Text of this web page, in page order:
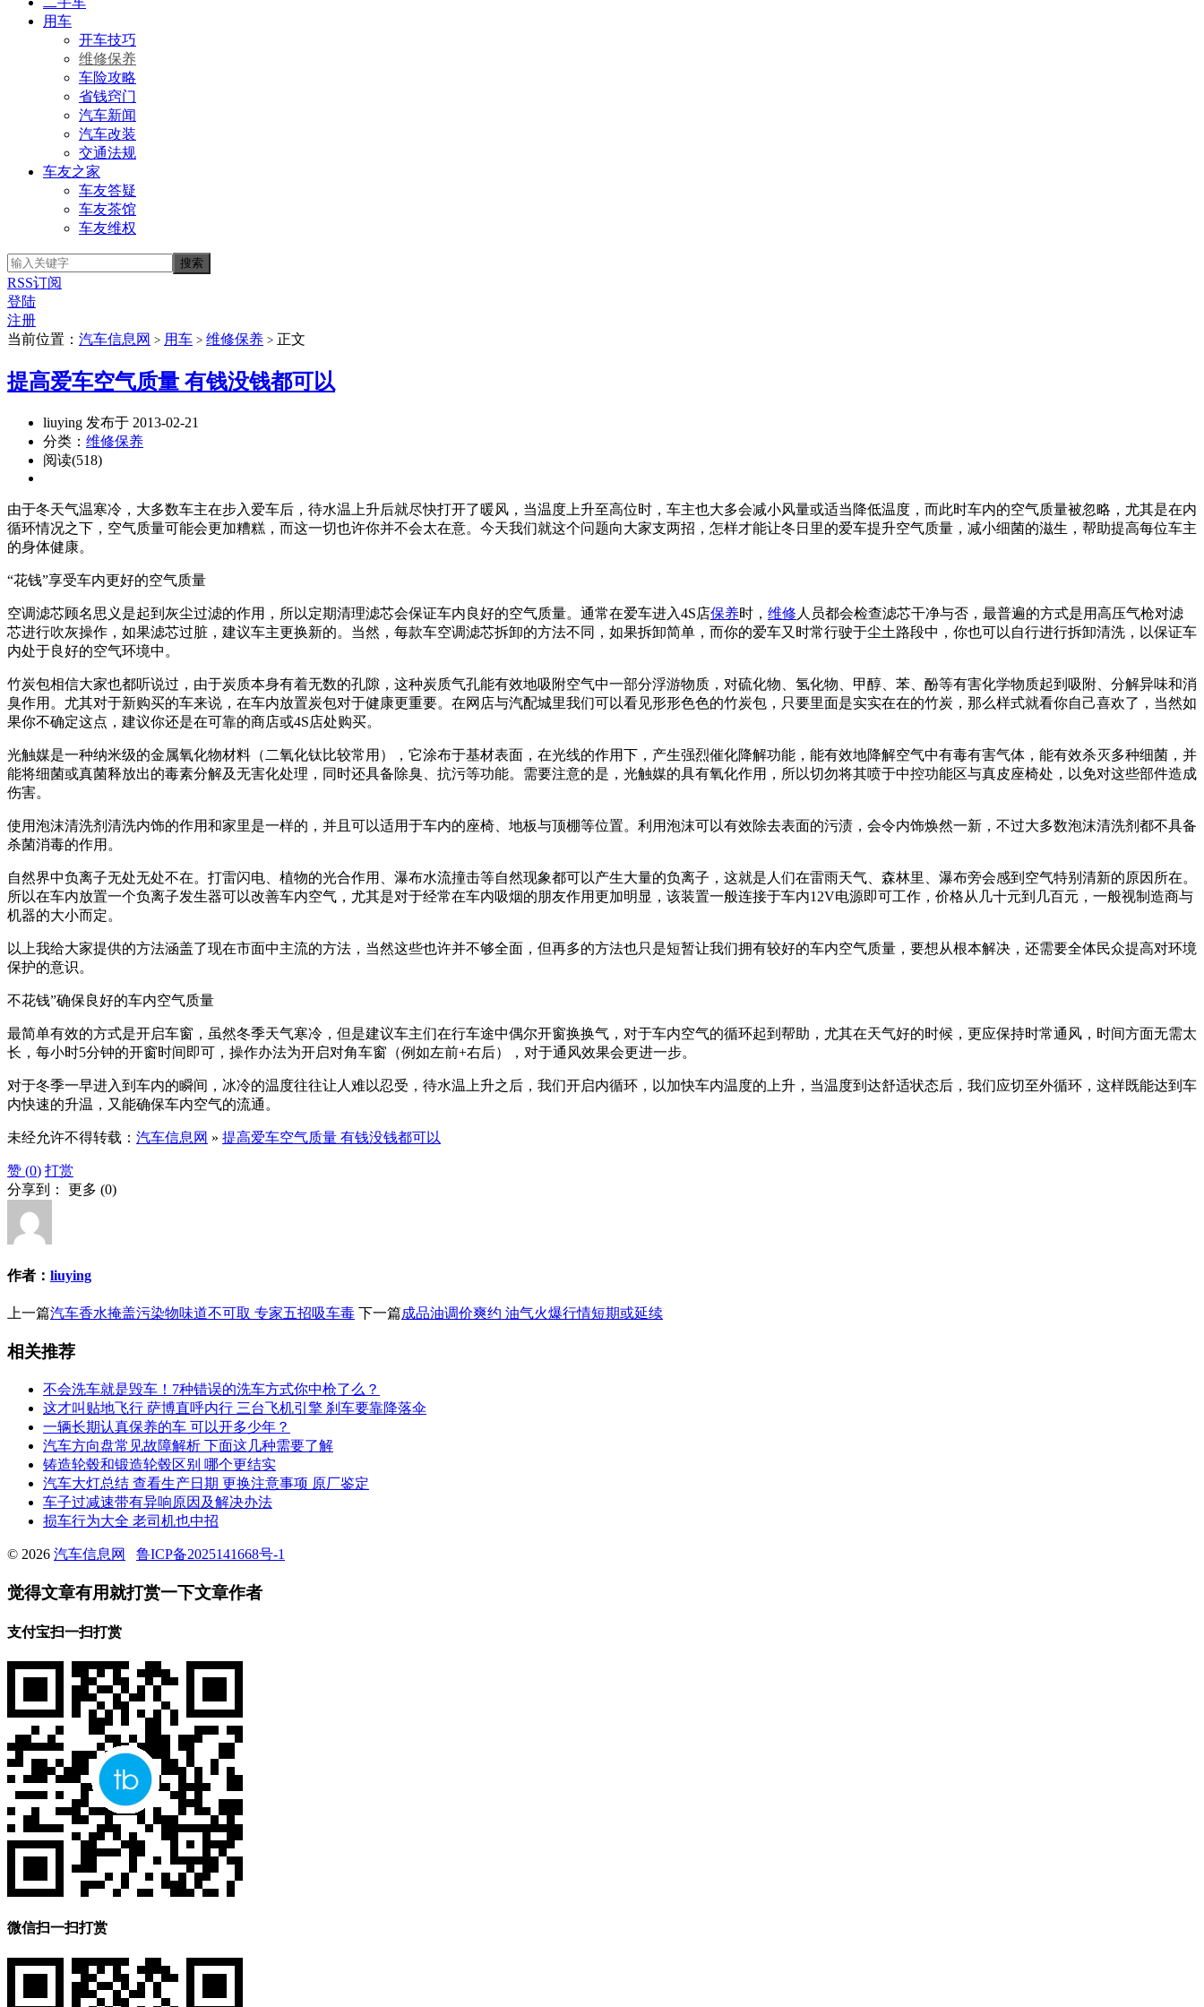
用车
开车技巧
维修保养
车险攻略
省钱窍门
汽车新闻
汽车改装
交通法规
车友之家
车友答疑
车友茶馆
车友维权
RSS订阅
登陆
注册
当前位置： 汽车信息网 > 用车 > 维修保养 > 正文
提高爱车空气质量 有钱没钱都可以
liuying 发布于 2013-02-21
分类： 维修保养
阅读(518)
由于冬天气温寒冷，大多数车主在步入爱车后，待水温上升后就尽快打开了暖风，当温度上升至高位时，车主也大多会减小风量或适当降低温度，而此时车内的空气质量被忽略，尤其是在内
循环情况之下，空气质量可能会更加糟糕，而这一切也许你并不会太在意。今天我们就这个问题向大家支两招，怎样才能让冬日里的爱车提升空气质量，减小细菌的滋生，帮助提高每位车主
的身体健康。
“花钱”享受车内更好的空气质量
空调滤芯顾名思义是起到灰尘过滤的作用，所以定期清理滤芯会保证车内良好的空气质量。通常在爱车进入4S店保养时， 维修 人员都会检查滤芯干净与否，最普遍的方式是用高压气枪对滤
芯进行吹灰操作，如果滤芯过脏，建议车主更换新的。当然，每款车空调滤芯拆卸的方法不同，如果拆卸简单，而你的爱车又时常行驶于尘土路段中，你也可以自行进行拆卸清洗，以保证车
内处于良好的空气环境中。
竹炭包相信大家也都听说过，由于炭质本身有着无数的孔隙，这种炭质气孔能有效地吸附空气中一部分浮游物质，对硫化物、氢化物、甲醇、苯、酚等有害化学物质起到吸附、分解异味和消
臭作用。尤其对于新购买的车来说，在车内放置炭包对于健康更重要。在网店与汽配城里我们可以看见形形色色的竹炭包，只要里面是实实在在的竹炭，那么样式就看你自己喜欢了，当然如
果你不确定这点，建议你还是在可靠的商店或4S店处购买。
光触媒是一种纳米级的金属氧化物材料（二氧化钛比较常用），它涂布于基材表面，在光线的作用下，产生强烈催化降解功能，能有效地降解空气中有毒有害气体，能有效杀灭多种细菌，并
能将细菌或真菌释放出的毒素分解及无害化处理，同时还具备除臭、抗污等功能。需要注意的是，光触媒的具有氧化作用，所以切勿将其喷于中控功能区与真皮座椅处，以免对这些部件造成
伤害。
使用泡沫清洗剂清洗内饰的作用和家里是一样的，并且可以适用于车内的座椅、地板与顶棚等位置。利用泡沫可以有效除去表面的污渍，会令内饰焕然一新，不过大多数泡沫清洗剂都不具备
杀菌消毒的作用。
自然界中负离子无处无处不在。打雷闪电、植物的光合作用、瀑布水流撞击等自然现象都可以产生大量的负离子，这就是人们在雷雨天气、森林里、瀑布旁会感到空气特别清新的原因所在。
所以在车内放置一个负离子发生器可以改善车内空气，尤其是对于经常在车内吸烟的朋友作用更加明显，该装置一般连接于车内12V电源即可工作，价格从几十元到几百元，一般视制造商与
机器的大小而定。
以上我给大家提供的方法涵盖了现在市面中主流的方法，当然这些也许并不够全面，但再多的方法也只是短暂让我们拥有较好的车内空气质量，要想从根本解决，还需要全体民众提高对环境
保护的意识。
不花钱”确保良好的车内空气质量
最简单有效的方式是开启车窗，虽然冬季天气寒冷，但是建议车主们在行车途中偶尔开窗换换气，对于车内空气的循环起到帮助，尤其在天气好的时候，更应保持时常通风，时间方面无需太
长，每小时5分钟的开窗时间即可，操作办法为开启对角车窗（例如左前+右后），对于通风效果会更进一步。
对于冬季一早进入到车内的瞬间，冰冷的温度往往让人难以忍受，待水温上升之后，我们开启内循环，以加快车内温度的上升，当温度到达舒适状态后，我们应切至外循环，这样既能达到车
内快速的升温，又能确保车内空气的流通。
未经允许不得转载： 汽车信息网 » 提高爱车空气质量 有钱没钱都可以
赞 (0) 打赏
分享到： 更多 (0)
作者： liuying
上一篇汽车香水掩盖污染物味道不可取 专家五招吸车毒 下一篇成品油调价爽约 油气火爆行情短期或延续
相关推荐
不会洗车就是毁车！7种错误的洗车方式你中枪了么？
这才叫贴地飞行 萨博直呼内行 三台飞机引擎 刹车要靠降落伞
一辆长期认真保养的车 可以开多少年？
汽车方向盘常见故障解析 下面这几种需要了解
铸造轮毂和锻造轮毂区别 哪个更结实
汽车大灯总结 查看生产日期 更换注意事项 原厂鉴定
车子过减速带有异响原因及解决办法
损车行为大全 老司机也中招
© 2026 汽车信息网 鲁ICP备2025141668号-1
觉得文章有用就打赏一下文章作者
支付宝扫一扫打赏
微信扫一扫打赏